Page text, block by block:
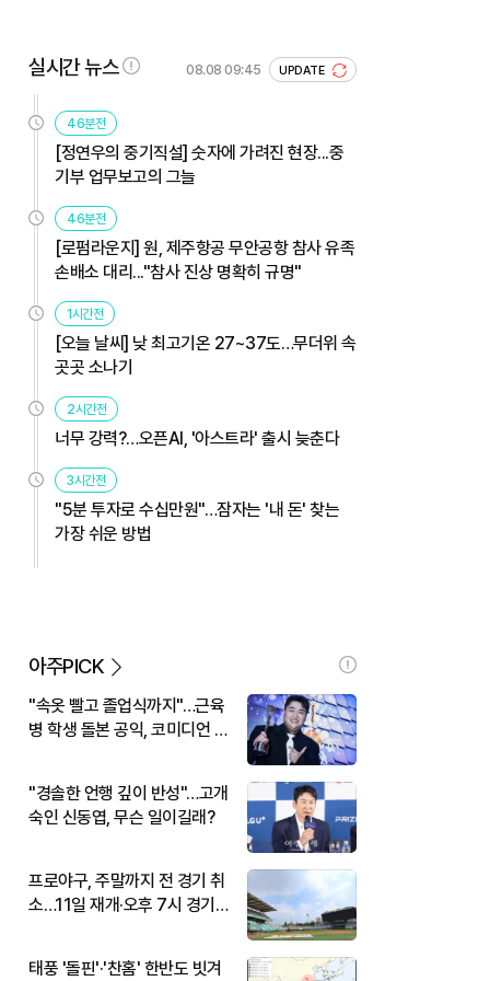
실시간 뉴스 08.08 09:45 UPDATE
46분전
[정연우의 중기직설] 숫자에 가려진 현장...중
기부 업무보고의 그늘
46분전
[로펌라운지] 원, 제주항공 무안공항 참사 유족
손배소 대리..."참사 진상 명확히 규명"
1시간전
[오늘 날씨] 낮 최고기온 27~37도…무더위 속
곳곳 소나기
2시간전
너무 강력?…오픈AI, '아스트라' 출시 늦춘다
3시간전
"5분 투자로 수십만원"…잠자는 '내 돈' 찾는
가장 쉬운 방법
아주PICK
"속옷 빨고 졸업식까지"…근육
병 학생 돌본 공익, 코미디언 김
"경솔한 언행 깊이 반성"…고개
숙인 신동엽, 무슨 일이길래?
프로야구, 주말까지 전 경기 취
소…11일 재개·오후 7시 경기
태풍 '돌핀'·'찬홈' 한반도 빗겨